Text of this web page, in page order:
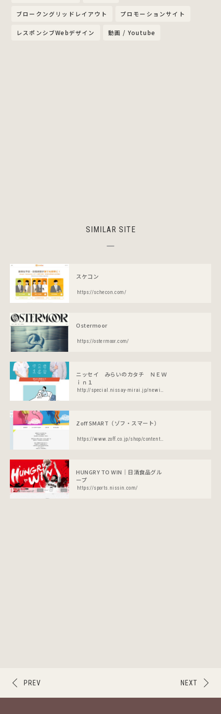
ブロークングリッドレイアウト プロモーションサイト
レスポンシブWebデザイン 動画 / Youtube
SIMILAR SITE
スケコン
https://schecon.com/
Ostermoor
https://ostermoor.com/
ニッセイ みらいのカタチ ＮＥＷ
ｉｎ１
http://special.nissay-mirai.jp/newin1/
Zoff SMART（ゾフ・スマート）
https://www.zoff.co.jp/shop/contents/zoffsmart.aspx
HUNGRY TO WIN｜日清食品グル
ープ
https://sports.nissin.com/
NEXT
PREV